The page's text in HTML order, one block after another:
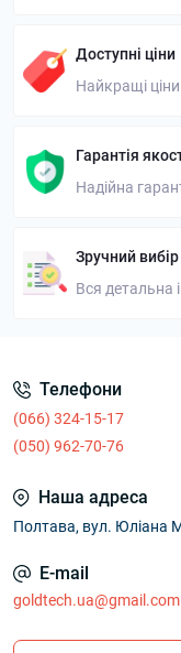
Доступні ціни
Найкращі
Гарантія
Надійна
Зручний вибір
Вся детальна
Телефони
(066) 324-15-17
(050) 962-70-76
Наша адреса
Полтава, вул. Юліана
E-mail
goldtech.ua@gmail.com